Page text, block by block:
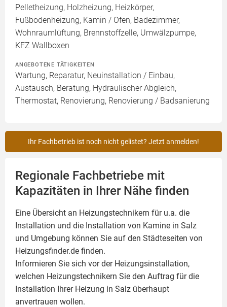
Pelletheizung, Holzheizung, Heizkörper,
Fußbodenheizung, Kamin / Ofen, Badezimmer,
Wohnraumlüftung, Brennstoffzelle, Umwälzpumpe,
KFZ Wallboxen
ANGEBOTENE TÄTIGKEITEN
Wartung, Reparatur, Neuinstallation / Einbau,
Austausch, Beratung, Hydraulischer Abgleich,
Thermostat, Renovierung, Renovierung / Badsanierung
Ihr Fachbetrieb ist noch nicht gelistet? Jetzt anmelden!
Regionale Fachbetriebe mit
Kapazitäten in Ihrer Nähe finden
Eine Übersicht an Heizungstechnikern für u.a. die
Installation und die Installation von Kamine in Salz
und Umgebung können Sie auf den Städteseiten von
Heizungsfinder.de finden.
Informieren Sie sich vor der Heizungsinstallation,
welchen Heizungstechnikern Sie den Auftrag für die
Installation Ihrer Heizung in Salz überhaupt
anvertrauen wollen.